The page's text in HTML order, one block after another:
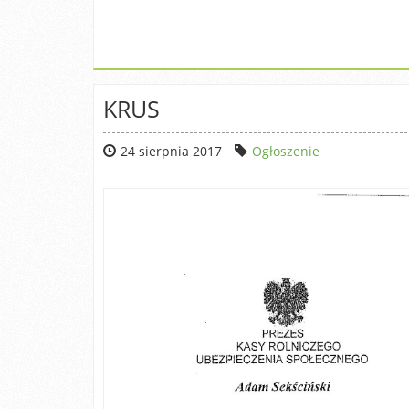
KRUS
24 sierpnia 2017 Ogłoszenie